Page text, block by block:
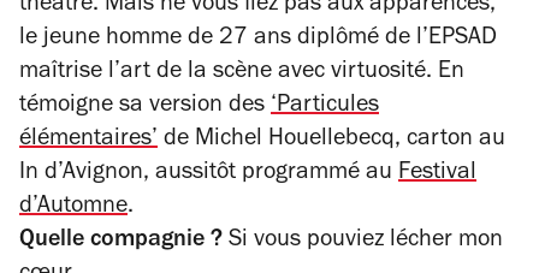
théâtre. Mais ne vous fiez pas aux apparences,
le jeune homme de 27 ans diplômé de l’EPSAD
maîtrise l’art de la scène avec virtuosité. En
témoigne sa version des ‘Particules
élémentaires’ de Michel Houellebecq, carton au
In d’Avignon, aussitôt programmé au Festival
d’Automne.
Quelle compagnie ? Si vous pouviez lécher mon